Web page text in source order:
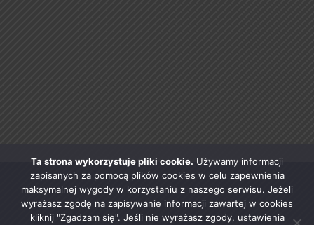
Ta strona wykorzystuje pliki cookie. Używamy informacji
zapisanych za pomocą plików cookies w celu zapewnienia
maksymalnej wygody w korzystaniu z naszego serwisu. Jeżeli
wyrażasz zgodę na zapisywanie informacji zawartej w cookies
kliknij "Zgadzam się". Jeśli nie wyrażasz zgody, ustawienia